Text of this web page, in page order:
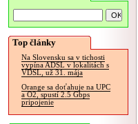
Top články
Na Slovensku sa v tichosti
vypína ADSL v lokalitách s
VDSL, už 31. mája
Orange sa doťahuje na UPC
a O2, spustí 2.5 Gbps
pripojenie